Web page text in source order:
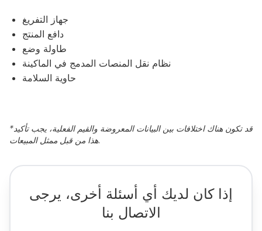
جهاز التفريغ
دافع المنتج
طاولة وضع
نظام نقل المنصات المدمج في الماكينة
حاوية السلامة
*قد تكون هناك اختلافات بين البيانات المعروضة والقيم الفعلية، يجب تأكيد
هذا من قبل ممثل المبيعات.
إذا كان لديك أي أسئلة أخرى، يرجى
الاتصال بنا